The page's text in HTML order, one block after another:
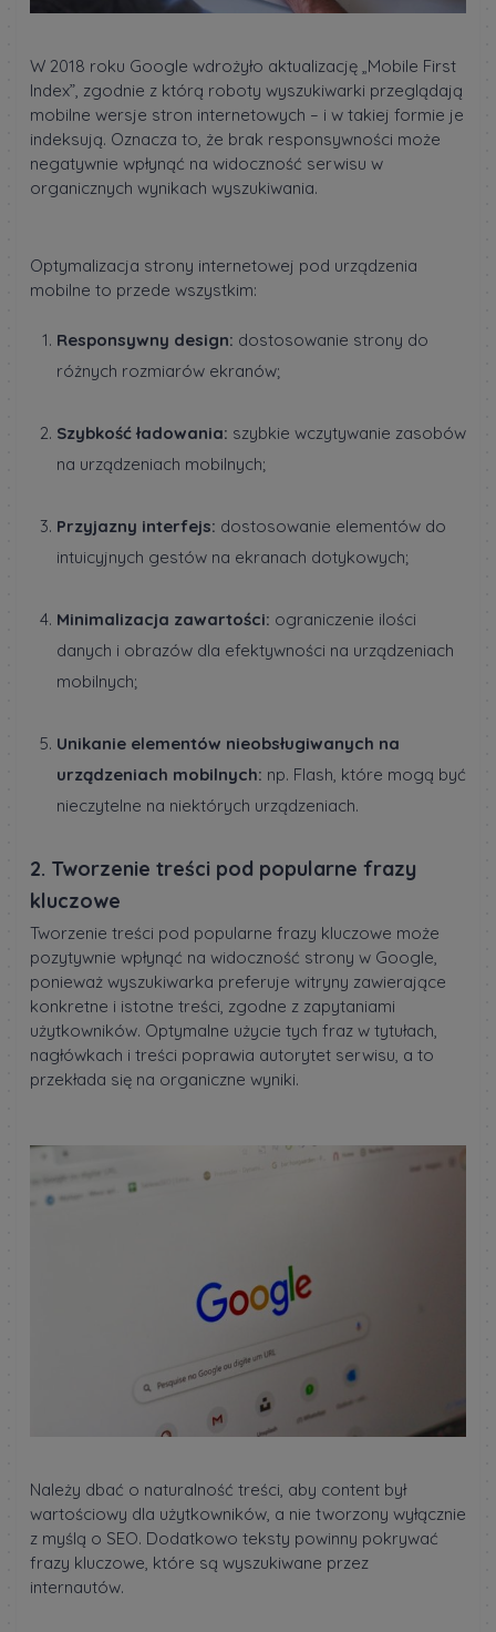
W 2018 roku Google wdrożyło aktualizację „Mobile First
Index”, zgodnie z którą roboty wyszukiwarki przeglądają
mobilne wersje stron internetowych – i w takiej formie je
indeksują. Oznacza to, że brak responsywności może
negatywnie wpłynąć na widoczność serwisu w
organicznych wynikach wyszukiwania.
Optymalizacja strony internetowej pod urządzenia
mobilne to przede wszystkim:
Responsywny design: dostosowanie strony do
różnych rozmiarów ekranów;
Szybkość ładowania: szybkie wczytywanie zasobów
na urządzeniach mobilnych;
Przyjazny interfejs: dostosowanie elementów do
intuicyjnych gestów na ekranach dotykowych;
Minimalizacja zawartości: ograniczenie ilości
danych i obrazów dla efektywności na urządzeniach
mobilnych;
Unikanie elementów nieobsługiwanych na
urządzeniach mobilnych: np. Flash, które mogą być
nieczytelne na niektórych urządzeniach.
2. Tworzenie treści pod popularne frazy
kluczowe
Tworzenie treści pod popularne frazy kluczowe może
pozytywnie wpłynąć na widoczność strony w Google,
ponieważ wyszukiwarka preferuje witryny zawierające
konkretne i istotne treści, zgodne z zapytaniami
użytkowników. Optymalne użycie tych fraz w tytułach,
nagłówkach i treści poprawia autorytet serwisu, a to
przekłada się na organiczne wyniki.
Należy dbać o naturalność treści, aby content był
wartościowy dla użytkowników, a nie tworzony wyłącznie
z myślą o SEO. Dodatkowo teksty powinny pokrywać
frazy kluczowe, które są wyszukiwane przez
internautów.